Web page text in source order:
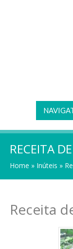
RECEITA
Home » Inúteis »
Receita